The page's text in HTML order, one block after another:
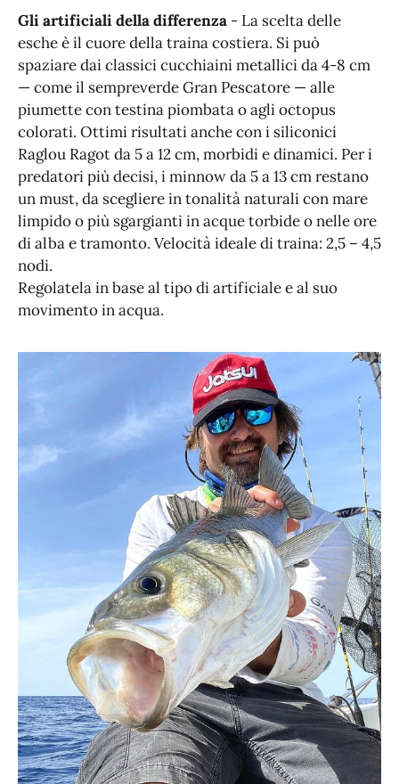
Gli artificiali della differenza - La scelta delle
esche è il cuore della traina costiera. Si può
spaziare dai classici cucchiaini metallici da 4-8 cm
— come il sempreverde Gran Pescatore — alle
piumette con testina piombata o agli octopus
colorati. Ottimi risultati anche con i siliconici
Raglou Ragot da 5 a 12 cm, morbidi e dinamici. Per i
predatori più decisi, i minnow da 5 a 13 cm restano
un must, da scegliere in tonalità naturali con mare
limpido o più sgargianti in acque torbide o nelle ore
di alba e tramonto. Velocità ideale di traina: 2,5 – 4,5
nodi.
Regolatela in base al tipo di artificiale e al suo
movimento in acqua.